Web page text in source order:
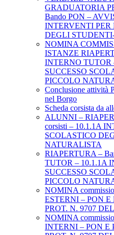
GRADUATORIA
Bando PON –
INTERVENTI PER
DEGLI
NOMINA
ISTANZE
INTERNO TUTOR
SUCCESSO
PICCOLO
Conclusione attività
nel Borgo
Scheda corsista da
ALUNNI –
corsisti – 10.1.1A
SCOLASTICO
NATURALISTA
RIAPERTURA –
TUTOR – 10.1.1A
SUCCESSO
PICCOLO
NOMINA
ESTERNI – PON
PROT. N. 9707
NOMINA
INTERNI – PON E